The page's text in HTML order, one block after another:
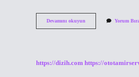
Devamını okuyun
Ne
Yorum
https://dizih.com https://